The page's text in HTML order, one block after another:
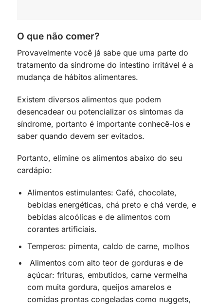
O que não comer?
Provavelmente você já sabe que uma parte do
tratamento da síndrome do intestino irritável é a
mudança de hábitos alimentares.
Existem diversos alimentos que podem
desencadear ou potencializar os sintomas da
síndrome, portanto é importante conhecê-los e
saber quando devem ser evitados.
Portanto, elimine os alimentos abaixo do seu
cardápio:
Alimentos estimulantes: Café, chocolate,
bebidas energéticas, chá preto e chá verde, e
bebidas alcoólicas e de alimentos com
corantes artificiais.
Temperos: pimenta, caldo de carne, molhos
Alimentos com alto teor de gorduras e de
açúcar: frituras, embutidos, carne vermelha
com muita gordura, queijos amarelos e
comidas prontas congeladas como nuggets,